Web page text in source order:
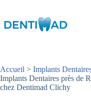
contenu
Accueil > Implants
Implants Dentaires près de
chez Dentimad Clichy